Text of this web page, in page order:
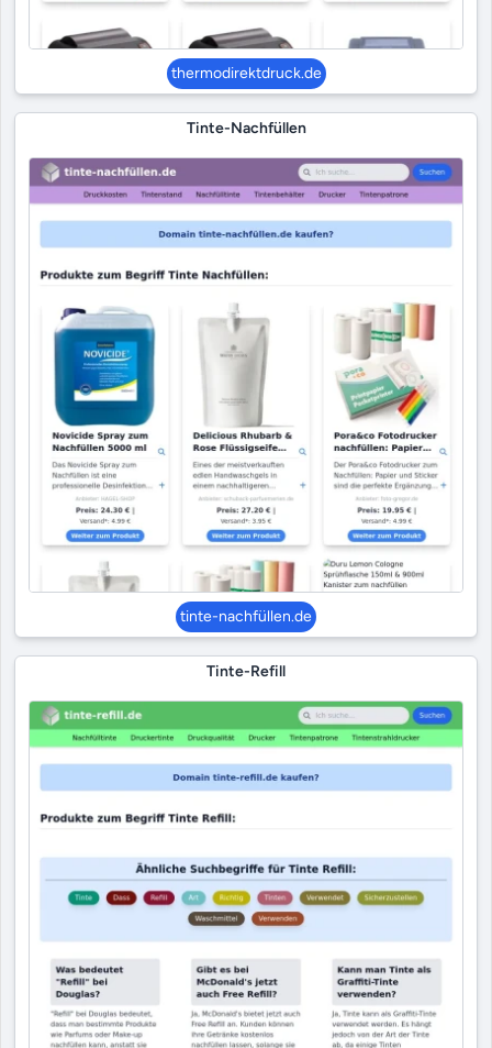
thermodirektdruck.de
Tinte-Nachfüllen
tinte-nachfüllen.de
Tinte-Refill